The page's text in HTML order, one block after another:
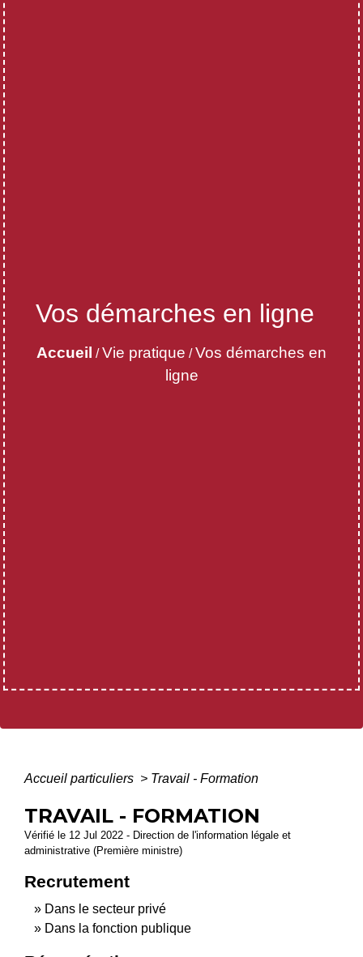
Vos démarches en ligne
Accueil /Vie pratique /Vos démarches en
ligne
Accueil particuliers > Travail - Formation
TRAVAIL - FORMATION
Vérifié le 12 Jul 2022 - Direction de l'information légale et
administrative (Première ministre)
Recrutement
Dans le secteur privé
Dans la fonction publique